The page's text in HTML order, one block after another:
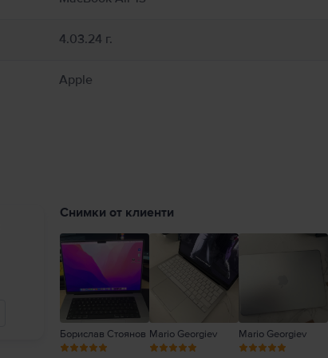
4.03.24 г.
Apple
Снимки от клиенти
Борислав Стоянов Mario Georgiev Mario Georgiev